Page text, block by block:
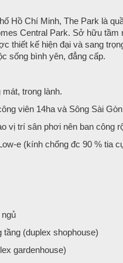
Hồ Chí Minh, The Park là
Central Park. Sở hữu
thiết kế hiện đại và sang
sống bình yên, đẳng cấp.
trong lành.
viên 14ha và Sông Sài
vị trí sân phơi nên ban công
e (kính chống đc 90 % tia
(duplex shophouse)
gardenhouse)